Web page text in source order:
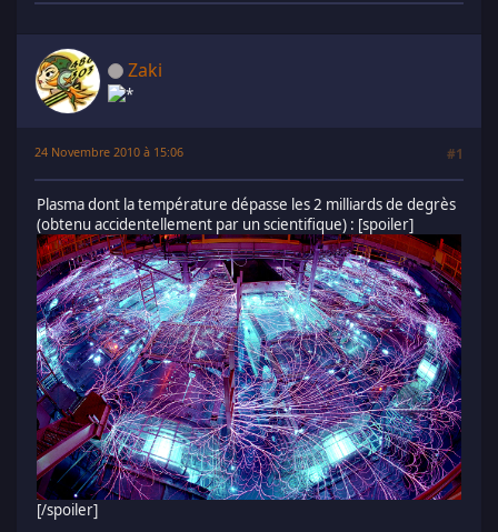
Zaki
24 Novembre 2010 à 15:06 #1
Plasma dont la température dépasse les 2 milliards de degrès
(obtenu accidentellement par un scientifique) : [spoiler]
[/spoiler]